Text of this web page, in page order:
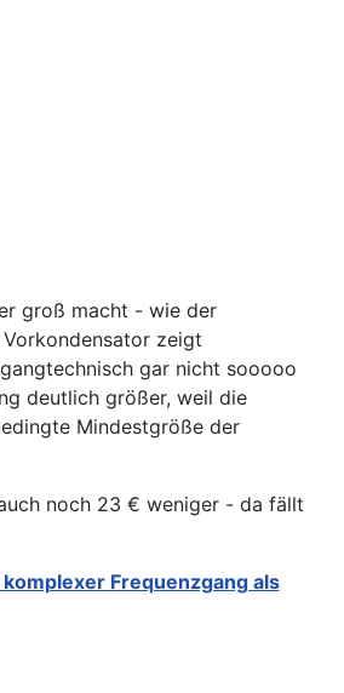
groß macht - wie der
zeigt
gar nicht sooooo
deutlich größer, weil die
Mindestgröße der
noch 23 € weniger - da fällt
Frequenzgang als